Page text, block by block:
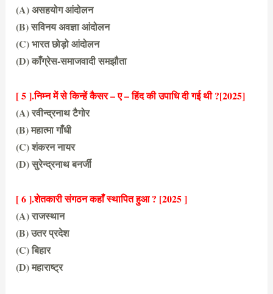
(A) असहयोग आंदोलन
(B) सविनय अवज्ञा आंदोलन
(C) भारत छोड़ो आंदोलन
(D) काँग्रेस-समाजवादी समझौता
[ 5 ].निम्न में से किन्हें कैसर – ए – हिंद की उपाधि दी गई थी ?[2025]
(A) रवीन्द्रनाथ टैगोर
(B) महात्मा गाँधी
(C) शंकरन नायर
(D) सुरेन्द्रनाथ बनर्जी
[ 6 ].शेतकारी संगठन कहाँ स्थापित हुआ ? [2025 ]
(A) राजस्थान
(B) उतर प्रदेश
(C) बिहार
(D) महाराष्ट्र